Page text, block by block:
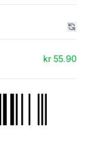
kr 55.90